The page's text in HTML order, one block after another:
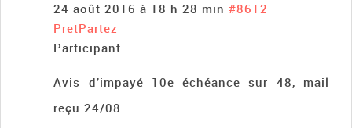
24 août 2016 à 18 h 28 min #8612
PretPartez
Participant
Avis d’impayé 10e échéance sur 48, mail
reçu 24/08